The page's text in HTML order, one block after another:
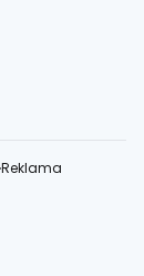
Reklama